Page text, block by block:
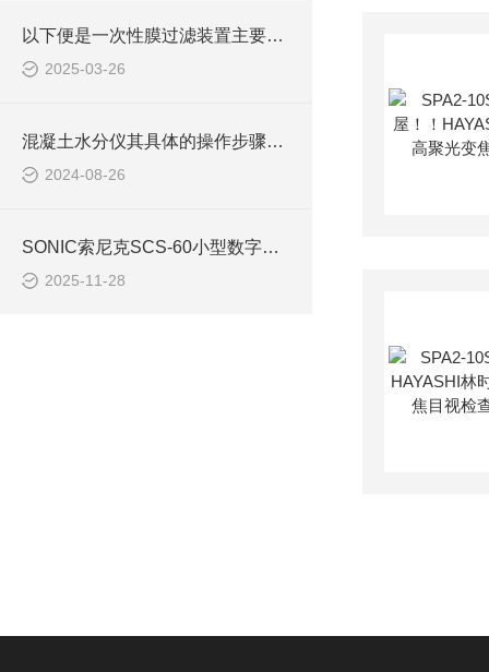
以下便是一次性膜过滤装置主要特点所在！
2025-03-26
混凝土水分仪其具体的操作步骤是很有讲究的
2024-08-26
SONIC索尼克SCS-60小型数字声纳堪称“水下透视眼“这黑科技让老渔民直呼真香
2025-11-28